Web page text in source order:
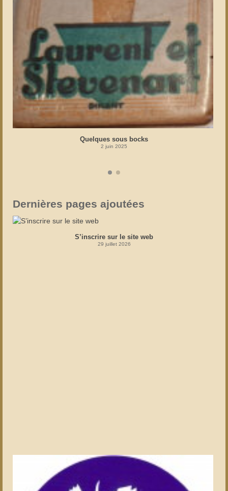
Quelques sous bocks
2 juin 2025
Dernières pages ajoutées
S’inscrire sur le site web
29 juillet 2026